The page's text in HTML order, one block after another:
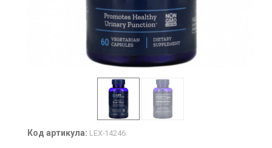
Код артикула: LEX-14246